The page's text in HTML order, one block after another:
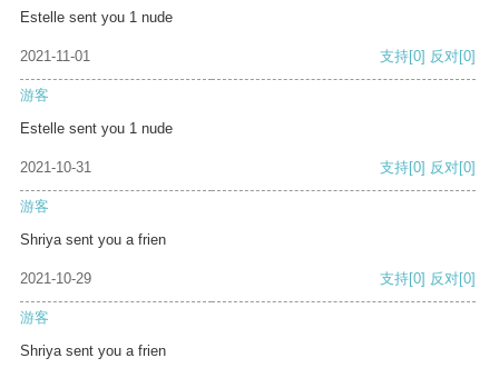
Estelle sent you 1 nude
2021-11-01 支持[0] 反对[0]
游客
Estelle sent you 1 nude
2021-10-31 支持[0] 反对[0]
游客
Shriya sent you a frien
2021-10-29 支持[0] 反对[0]
游客
Shriya sent you a frien